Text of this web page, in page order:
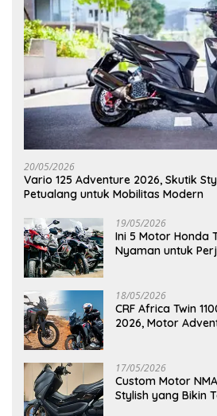
20/05/2026
Vario 125 Adventure 2026, Skutik
Petualang untuk Mobilitas Modern
19/05/2026
Ini 5 Motor Honda
Nyaman untuk
18/05/2026
CRF Africa Twin
2026, Motor
17/05/2026
Custom Motor
Stylish yang Bikin